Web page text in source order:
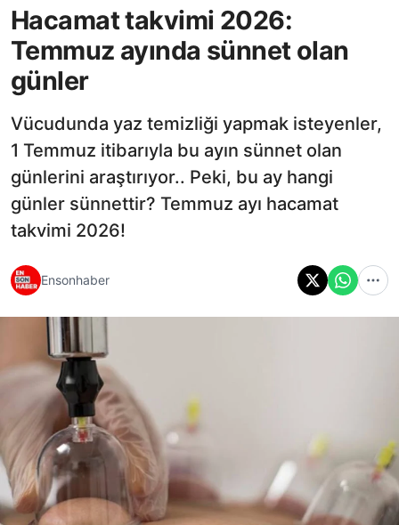
Hacamat takvimi 2026:
Temmuz ayında sünnet olan
günler
Vücudunda yaz temizliği yapmak isteyenler,
1 Temmuz itibarıyla bu ayın sünnet olan
günlerini araştırıyor.. Peki, bu ay hangi
günler sünnettir? Temmuz ayı hacamat
takvimi 2026!
Ensonhaber